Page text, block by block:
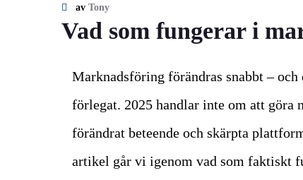
av Tony
Vad som fungerar i
Marknadsföring förändras snabbt –
förlegat. 2025 handlar inte om att göra
förändrat beteende och skärpta
artikel går vi igenom vad som faktiskt